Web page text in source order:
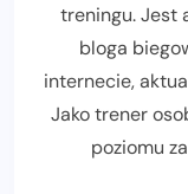
treningu. Jest
bloga
internecie,
Jako trener
poziomu